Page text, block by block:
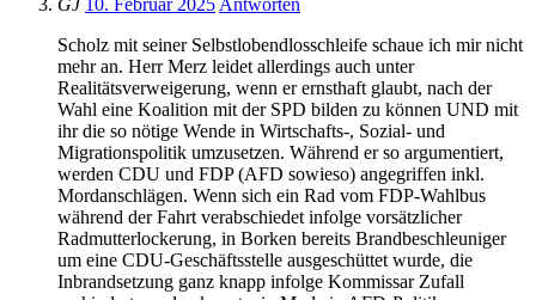
Scholz mit seiner Selbstlobendlosschleife schaue ich mir nicht
mehr an. Herr Merz leidet allerdings auch unter
Realitätsverweigerung, wenn er ernsthaft glaubt, nach der
Wahl eine Koalition mit der SPD bilden zu können UND mit
ihr die so nötige Wende in Wirtschafts-, Sozial- und
Migrationspolitik umzusetzen. Während er so argumentiert,
werden CDU und FDP (AFD sowieso) angegriffen inkl.
Mordanschlägen. Wenn sich ein Rad vom FDP-Wahlbus
während der Fahrt verabschiedet infolge vorsätzlicher
Radmutterlockerung, in Borken bereits Brandbeschleuniger
um eine CDU-Geschäftsstelle ausgeschüttet wurde, die
Inbrandsetzung ganz knapp infolge Kommissar Zufall